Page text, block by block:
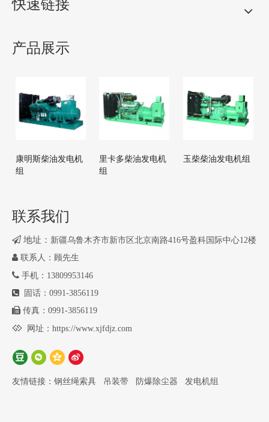
快速链接
产品展示
康明斯柴油发电机
组
里卡多柴油发电机
组
玉柴柴油发电机组
联系我们
 地址： 新疆乌鲁木齐市新市区北京南路416号盈科国际中心12楼
 联系人：顾先生
 手机：13809953146
 固话：0991-3856119
 传真：0991-3856119

网址： https://www.xjfdjz.com
友情链接： 钢丝绳索具 吊装带 防爆除尘器 发电机组